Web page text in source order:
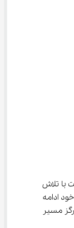
موفقیت با تلاش
ادامه
اما هرگز مسیر